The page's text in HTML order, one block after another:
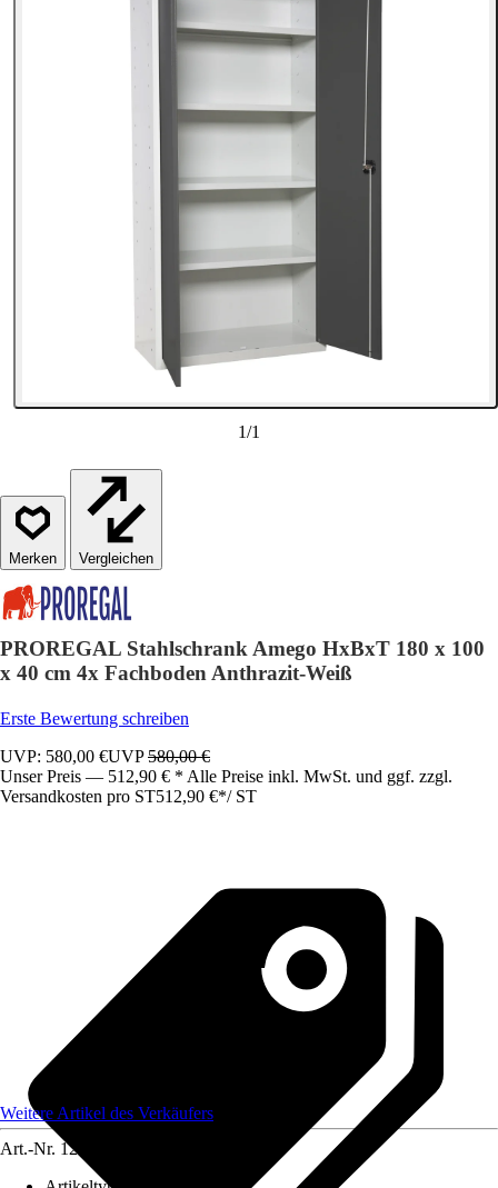
1/1
Vergleichen
PROREGAL Stahlschrank Amego HxBxT 180 x 100
x 40 cm 4x Fachboden Anthrazit-Weiß
Erste Bewertung schreiben
UVP: 580,00 €UVP580,00 €
Unser Preis — 512,90 € * Alle Preise inkl. MwSt. und ggf. zzgl.
Versandkosten pro ST512,90 €*/ ST
Weitere Artikel des Verkäufers
Art.-Nr. 12583525